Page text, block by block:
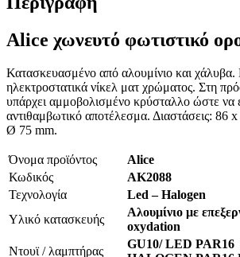
Alice χωνευτό φωτιστικό
Κατασκευασμένο από αλουμίνιο και
ηλεκτροστατικά νίκελ ματ χρώματος. Στη
υπάρχει αμμοβολισμένο κρύσταλλο ώστε να
αντιθαμβωτικό αποτέλεσμα. Διαστάσεις: 86
Ø 75 mm.
Όνομα προϊόντος
Alice
Κωδικός
AK2088
Τεχνολογία
Led – Halogen
Υλικό κατασκευής
Αλουμίνιο με
oxydation
Ντουϊ / λαμπτήρας
GU10/ LED